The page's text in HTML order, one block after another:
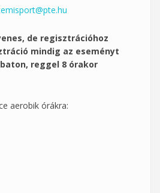
de regisztrációhoz
mindig az eseményt
reggel 8 órakor
aerobik órákra: